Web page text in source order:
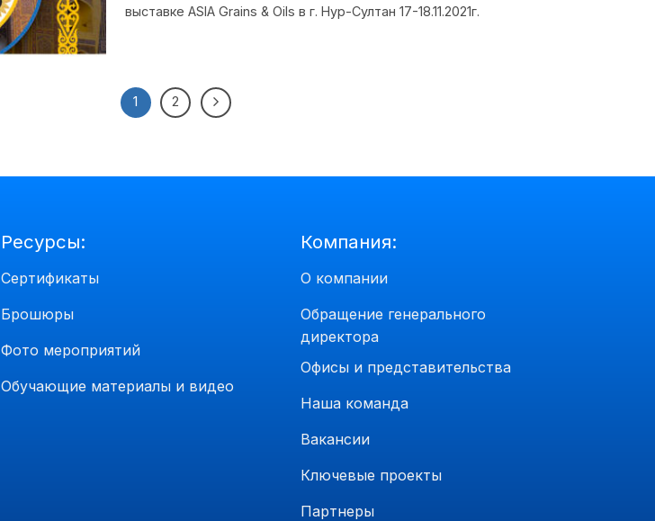
выставке ASIA Grains & Oils в г. Нур-Султан 17-18.11.2021г.
1 2
Ресурсы:
Сертификаты
Брошюры
Фото мероприятий
Обучающие материалы и видео
Компания:
О компании
Обращение генерального
директора
Офисы и представительства
Наша команда
Вакансии
Ключевые проекты
Партнеры